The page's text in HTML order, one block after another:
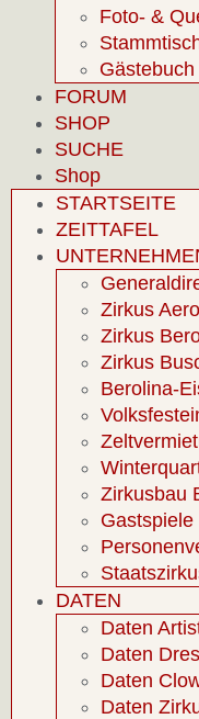
Foto- &
Gästebuch
FORUM
SHOP
SUCHE
Shop
STARTSEITE
ZEITTAFEL
Zirkus
Zirkus
Zirkus
Berolina-
Zirkusbau
Gastspiele
DATEN
Daten
Daten
Daten
Daten